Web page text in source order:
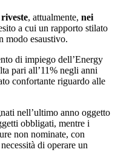
, attualmente, nei
a cui un rapporto stilato
modo esaustivo.
di impiego dell’Energy
pari all’11% negli anni
confortante riguardo alle
nell’ultimo anno oggetto
obbligati, mentre i
non nominate, con
di operare un